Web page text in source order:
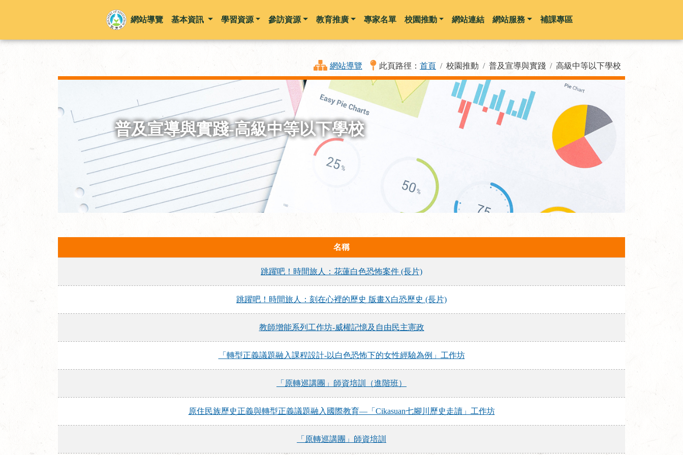
跳到主要內容
網站導覽 基本資訊 學習資源 參訪資源 教育推廣 專家名單 校園推動 網站連結 網站服務 補課專區
網站導覽 此頁路徑： 首頁 校園推動 普及宣導與實踐 高級中等以下學校
普及宣導與實踐-高級中等以下學校
名稱
跳躍吧！時間旅人：花蓮白色恐怖案件 (長片)
跳躍吧！時間旅人：刻在心裡的歷史 版畫X白恐歷史 (長片)
教師增能系列工作坊-威權記憶及自由民主憲政
「轉型正義議題融入課程設計-以白色恐怖下的女性經驗為例」工作坊
「原轉巡講團」師資培訓（進階班）
原住民族歷史正義與轉型正義議題融入國際教育—「Cikasuan七腳川歷史走讀」工作坊
「原轉巡講團」師資培訓